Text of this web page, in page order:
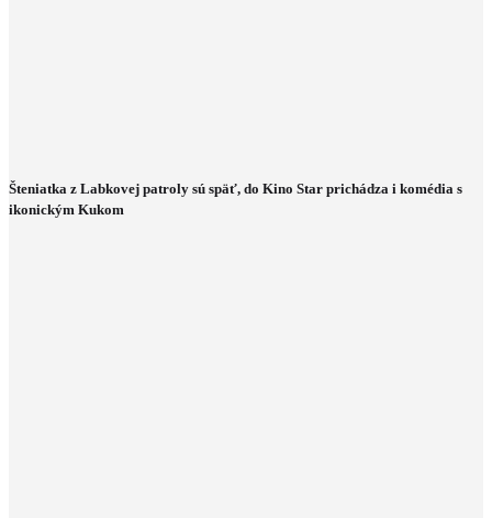
Šteniatka z Labkovej patroly sú späť, do Kino Star prichádza i komédia s
ikonickým Kukom